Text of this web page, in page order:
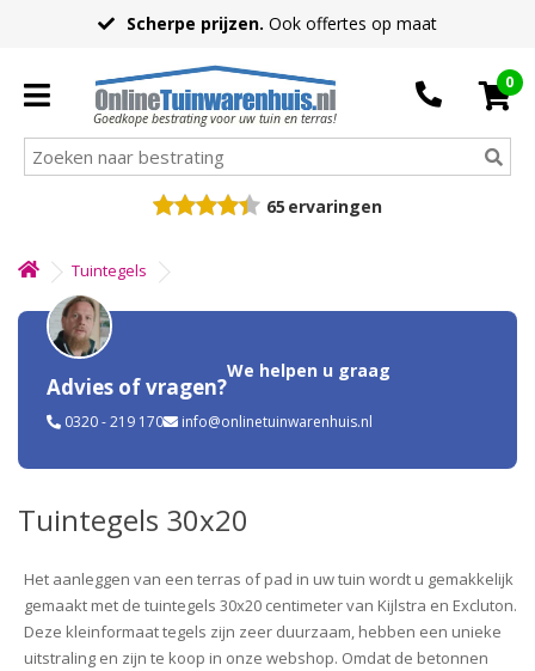
Scherpe prijzen. Ook offertes op maat
Goedkope bestrating voor uw tuin en terras!
0
65 ervaringen
Tuintegels
Advies of vragen?
We helpen u graag
0320 - 219 170 info@onlinetuinwarenhuis.nl
Tuintegels 30x20
Het aanleggen van een terras of pad in uw tuin wordt u gemakkelijk
gemaakt met de tuintegels 30x20 centimeter van Kijlstra en Excluton.
Deze kleinformaat tegels zijn zeer duurzaam, hebben een unieke
uitstraling en zijn te koop in onze webshop. Omdat de betonnen